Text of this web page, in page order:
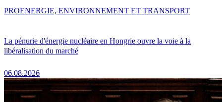
La pénurie d'énergie nucléaire en Hongrie ouvre la voie à la
libéralisation du marché
06.08.2026
PROENERGIE, ENVIRONNEMENT ET TRANSPORT